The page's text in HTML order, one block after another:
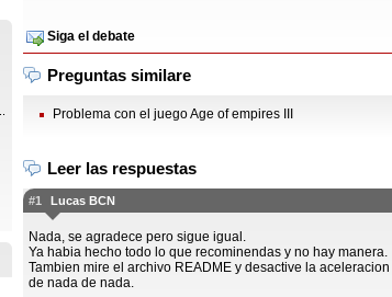
Siga el debate
Preguntas similare
Problema con el juego Age of empires III
Leer las respuestas
#1 Lucas BCN
Nada, se agradece pero sigue igual.
Ya habia hecho todo lo que recominendas y no hay manera.
Tambien mire el archivo README y desactive la
de nada de nada.